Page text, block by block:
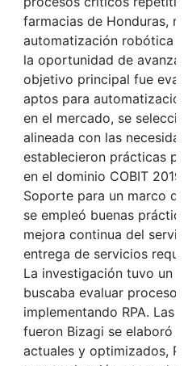
farmacias de Honduras,
automatización robótica
la oportunidad de
objetivo principal fue
aptos para
en el mercado, se
alineada con las
establecieron prácticas
en el dominio COBIT
Soporte para un marco
se empleó buenas
mejora continua del
entrega de servicios
La investigación tuvo un
buscaba evaluar
implementando RPA. Las
fueron Bizagi se elaboró
actuales y optimizados,